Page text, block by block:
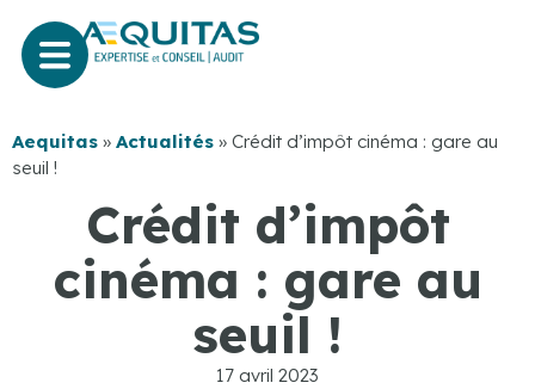
Aequitas » Actualités » Crédit d’impôt cinéma : gare au
seuil !
Crédit d’impôt
cinéma : gare au
seuil !
17 avril 2023